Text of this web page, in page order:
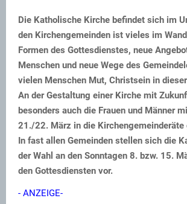
Die Katholische Kirche befindet sich im
den Kirchengemeinden ist vieles im
Formen des Gottesdienstes, neue
Menschen und neue Wege des
vielen Menschen Mut, Christsein in
An der Gestaltung einer Kirche mit
besonders auch die Frauen und Männer
21./22. März in die Kirchengemeinderäte
In fast allen Gemeinden stellen sich die
der Wahl an den Sonntagen 8. bzw. 15.
den Gottesdiensten vor.
- ANZEIGE-